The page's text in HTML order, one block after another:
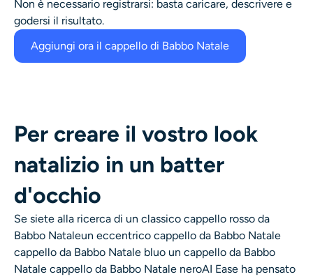
Non è necessario registrarsi: basta caricare, descrivere e
godersi il risultato.
Aggiungi ora il cappello di Babbo Natale
Per creare il vostro look
natalizio in un batter
d'occhio
Se siete alla ricerca di un classico cappello rosso da
Babbo Nataleun eccentrico cappello da Babbo Natale
cappello da Babbo Natale bluo un cappello da Babbo
Natale cappello da Babbo Natale neroAI Ease ha pensato